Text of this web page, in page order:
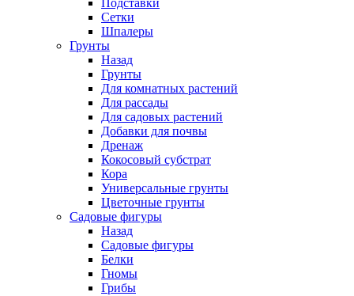
Подставки
Сетки
Шпалеры
Грунты
Назад
Грунты
Для комнатных растений
Для рассады
Для садовых растений
Добавки для почвы
Дренаж
Кокосовый субстрат
Кора
Универсальные грунты
Цветочные грунты
Садовые фигуры
Назад
Садовые фигуры
Белки
Гномы
Грибы